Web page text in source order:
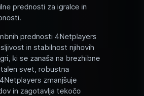
prednosti za igralce in
prednosti 4Netplayers
in stabilnost njihovih
ki se zanaša na brezhibne
svet, robustna
zmanjšuje
in zagotavlja tekočo